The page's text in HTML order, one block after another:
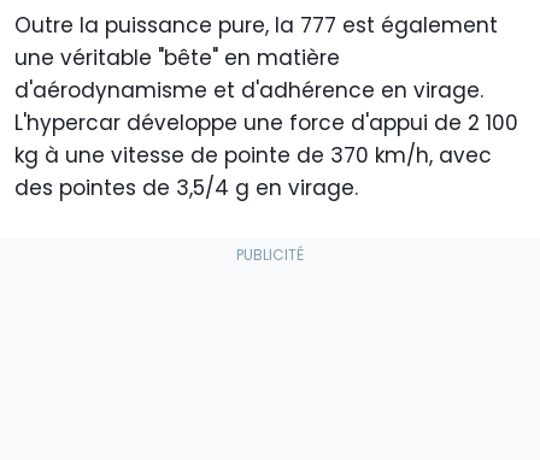
Outre la puissance pure, la 777 est également
une véritable "bête" en matière
d'aérodynamisme et d'adhérence en virage.
L'hypercar développe une force d'appui de 2 100
kg à une vitesse de pointe de 370 km/h, avec
des pointes de 3,5/4 g en virage.